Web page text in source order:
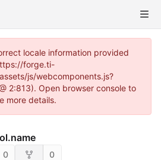
locale information provided
forge.ti-
js/webcomponents.js?
2:813). Open browser console to
more details.
0 0